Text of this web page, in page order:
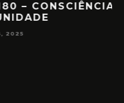
– CONSCIÊNCIA
2025